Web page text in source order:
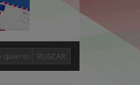
BUSCAR